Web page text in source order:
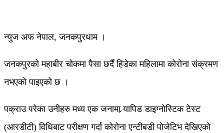
न्युज अफ नेपाल, जनकपुरधाम ।
जनकपुरको महाबीर चोकमा पैसा छर्दै हिडेका महिलामा कोरोना संक्रमण
नभएको पाइएको छ ।
पक्राउ परेका उनीहरु मध्य एक जनामा र्‍यापिड डाइग्नोस्टिक टेस्ट
(आरडीटी) विधिबाट परीक्षण गर्दा कोरोना एन्टीबडी पोजेटिभ देखिएको